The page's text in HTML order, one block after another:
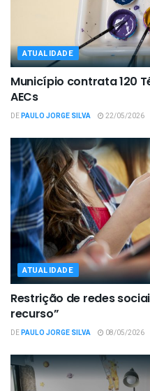
ATUALIDADE
Município contrata 120
AECs
DEPAULO JORGE SILVA 22/05/2026
ATUALIDADE
Restrição de redes
recurso”
DEPAULO JORGE SILVA 08/05/2026